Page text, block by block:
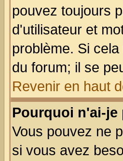
pouvez toujours
d'utilisateur et
problème. Si
du forum; il se
Revenir en haut
Pourquoi n'ai-je
Vous pouvez ne
si vous avez